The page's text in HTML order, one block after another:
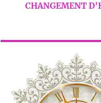
CHANGEMENT